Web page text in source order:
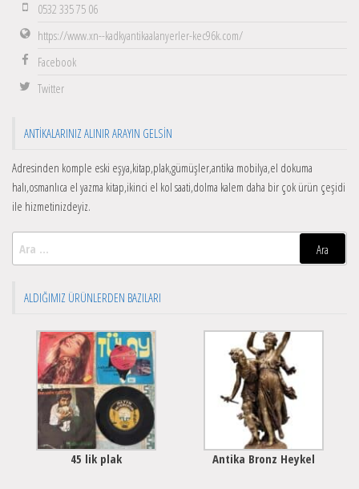
0532 335 75 06
https://www.xn--kadkyantikaalanyerler-kec96k.com/
Facebook
Twitter
ANTIKALARINIZ ALINIR ARAYIN GELSIN
Adresinden komple eski eşya,kitap,plak,gümüşler,antika mobilya,el dokuma
halı,osmanlıca el yazma kitap,ikinci el kol saati,dolma kalem daha bir çok ürün çeşidi
ile hizmetinizdeyiz.
ALDIĞIMIZ ÜRÜNLERDEN BAZILARI
45 lik plak Antika Bronz Heykel